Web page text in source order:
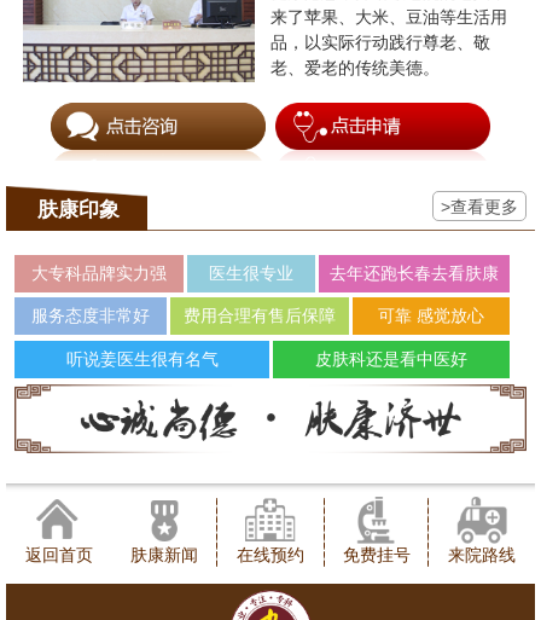
来了苹果、大米、豆油等生活用
品，以实际行动践行尊老、敬
老、爱老的传统美德。
肤康印象 >查看更多
大专科品牌实力强 医生很专业 去年还跑长春去看肤康
服务态度非常好 费用合理有售后保障 可靠 感觉放心
听说姜医生很有名气 皮肤科还是看中医好
返回首页 肤康新闻 在线预约 免费挂号 来院路线